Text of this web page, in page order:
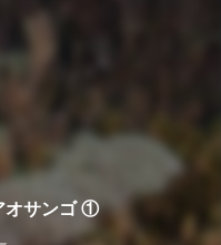
オサンゴ ①